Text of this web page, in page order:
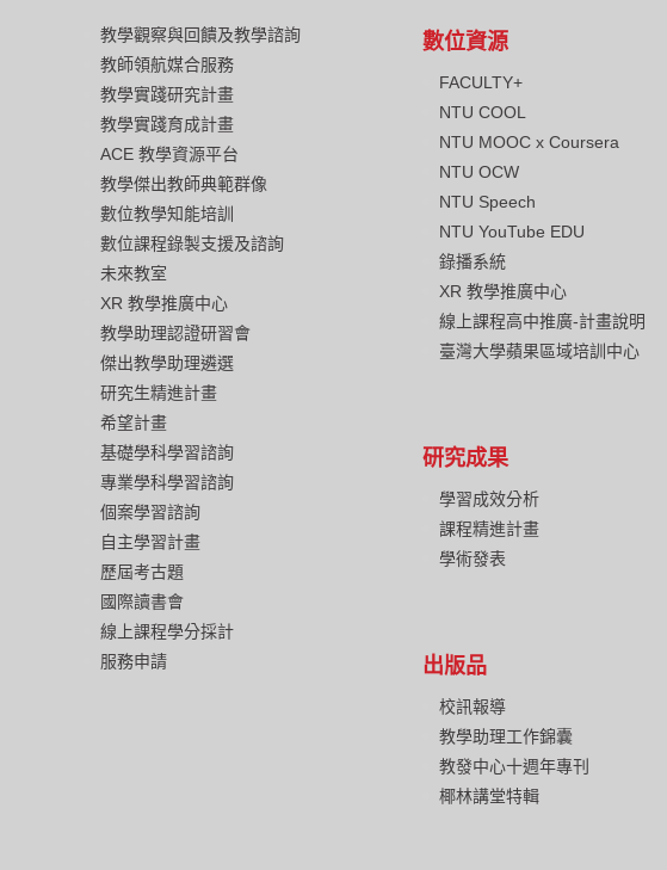
教學觀察與回饋及教學諮詢
教師領航媒合服務
教學實踐研究計畫
教學實踐育成計畫
ACE 教學資源平台
教學傑出教師典範群像
數位教學知能培訓
數位課程錄製支援及諮詢
未來教室
XR 教學推廣中心
教學助理認證研習會
傑出教學助理遴選
研究生精進計畫
希望計畫
基礎學科學習諮詢
專業學科學習諮詢
個案學習諮詢
自主學習計畫
歷屆考古題
國際讀書會
線上課程學分採計
服務申請
數位資源
FACULTY+
NTU COOL
NTU MOOC x Coursera
NTU OCW
NTU Speech
NTU YouTube EDU
錄播系統
XR 教學推廣中心
線上課程高中推廣-計畫說明
臺灣大學蘋果區域培訓中心
研究成果
學習成效分析
課程精進計畫
學術發表
出版品
校訊報導
教學助理工作錦囊
教發中心十週年專刊
椰林講堂特輯